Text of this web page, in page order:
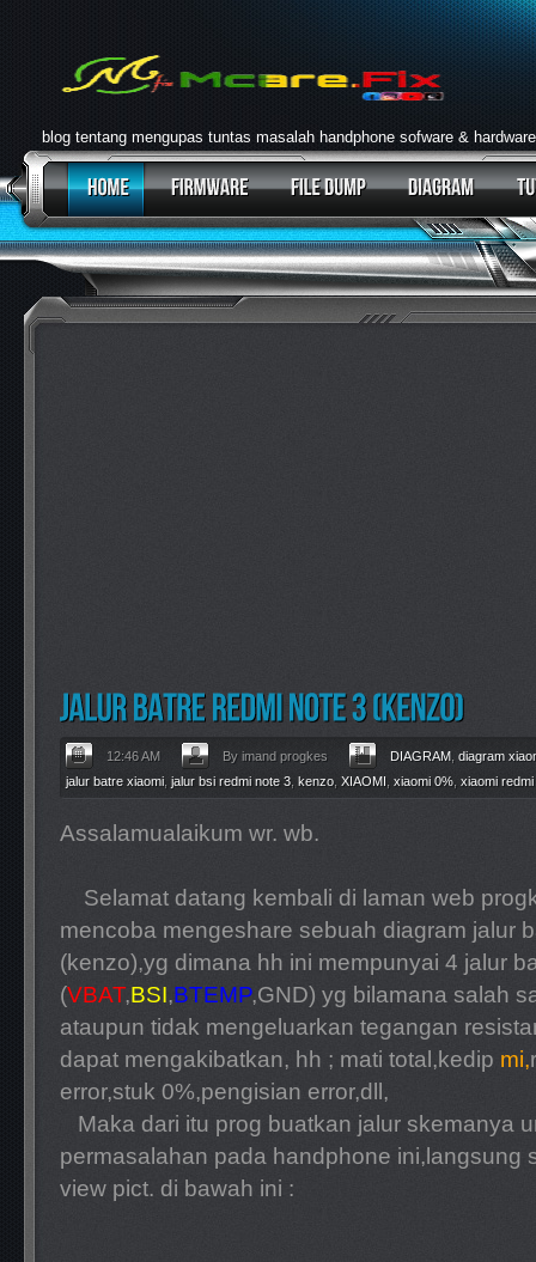
blog tentang mengupas tuntas masalah handphone sofware & hardware
12:46 AM By imand progkes DIAGRAM diagram
jalur batre xiaomi jalur bsi redmi note 3 kenzo XIAOMI xiaomi 0% xiaomi
Assalamualaikum wr. wb.
Selamat datang kembali di laman web
mencoba mengeshare sebuah diagram jalur
(kenzo),yg dimana hh ini mempunyai 4 jalur
(VBAT,BSI,BTEMP,GND) yg bilamana salah
ataupun tidak mengeluarkan tegangan
dapat mengakibatkan, hh ; mati total,kedip mi,
error,stuk 0%,pengisian error,dll,
Maka dari itu prog buatkan jalur skemanya
permasalahan pada handphone ini,langsung
view pict. di bawah ini :